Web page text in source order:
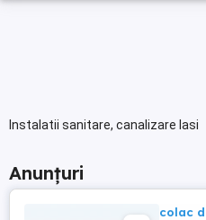
Instalatii sanitare, canalizare Iasi
Anunțuri
colac